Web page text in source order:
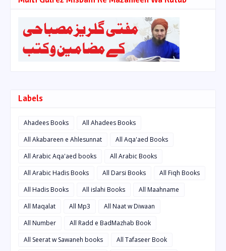
Labels
Ahadees Books
All Ahadees Books
All Akabareen e Ahlesunnat
All Aqa'aed Books
All Arabic Aqa'aed books
All Arabic Books
All Arabic Hadis Books
All Darsi Books
All Fiqh Books
All Hadis Books
All islahi Books
All Maahname
All Maqalat
All Mp3
All Naat w Diwaan
All Number
All Radd e BadMazhab Book
All Seerat w Sawaneh books
All Tafaseer Book